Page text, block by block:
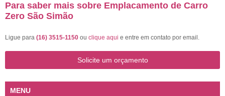
Para saber mais sobre Emplacamento de Carro
Zero São Simão
Ligue para (16) 3515-1150 ou clique aqui e entre em contato por email.
Solicite um orçamento
MENU